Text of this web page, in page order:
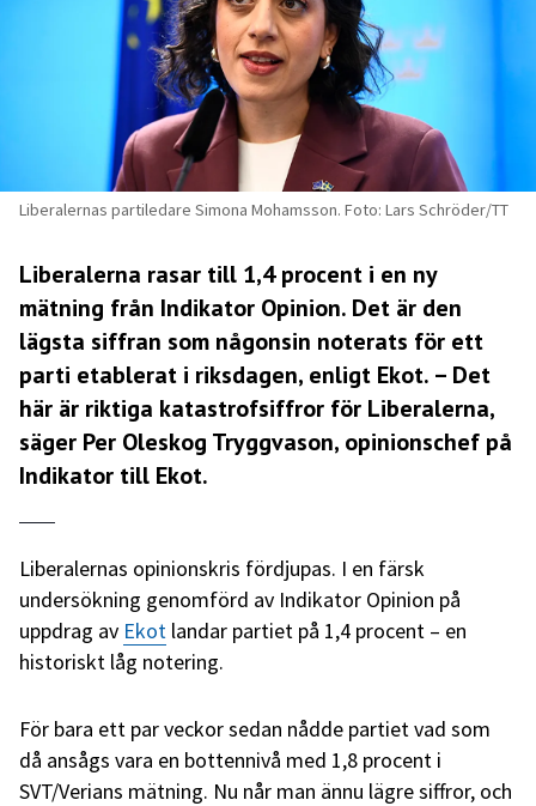
Liberalernas partiledare Simona Mohamsson. Foto: Lars Schröder/TT
Liberalerna rasar till 1,4 procent i en ny
mätning från Indikator Opinion. Det är den
lägsta siffran som någonsin noterats för ett
parti etablerat i riksdagen, enligt Ekot. – Det
här är riktiga katastrofsiffror för Liberalerna,
säger Per Oleskog Tryggvason, opinionschef på
Indikator till Ekot.
Liberalernas opinionskris fördjupas. I en färsk
undersökning genomförd av Indikator Opinion på
uppdrag av Ekot landar partiet på 1,4 procent – en
historiskt låg notering.
För bara ett par veckor sedan nådde partiet vad som
då ansågs vara en bottennivå med 1,8 procent i
SVT/Verians mätning. Nu når man ännu lägre siffror, och